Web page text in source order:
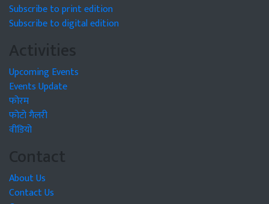
Subscribe to print edition
Subscribe to digital edition
Activities
Upcoming Events
Events Update
फोरम
फोटो गैलरी
वीडियो
Contact
About Us
Contact Us